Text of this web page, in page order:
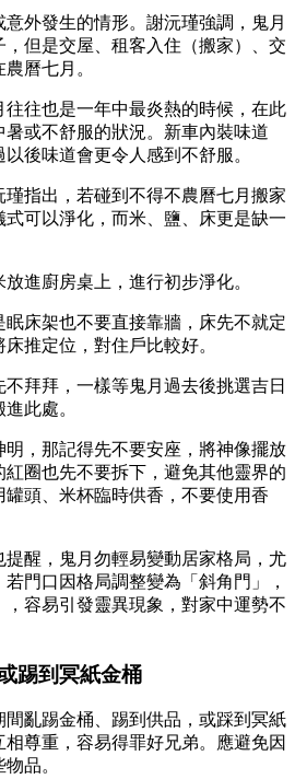
意外發生的情形。謝沅瑾強調，鬼月
但是交屋、租客入住（搬家）、交
曆七月。
往往也是一年中最炎熱的時候，在此
或不舒服的狀況。新車內裝味道
後味道會更令人感到不舒服。
瑾指出，若碰到不得不農曆七月搬家
可以淨化，而米、鹽、床更是缺一
進廚房桌上，進行初步淨化。
床架也不要直接靠牆，床先不就定
推定位，對住戶比較好。
拜拜，一樣等鬼月過去後挑選吉日
此處。
，那記得先不要安座，將神像擺放
圈也先不要拆下，避免其他靈界的
頭、米杯臨時供香，不要使用香
提醒，鬼月勿輕易變動居家格局，尤
門口因格局調整變為「斜角門」，
容易引發靈異現象，對家中運勢不
踢到冥紙金桶
間亂踢金桶、踢到供品，或踩到冥紙
尊重，容易得罪好兄弟。應避免因
品。